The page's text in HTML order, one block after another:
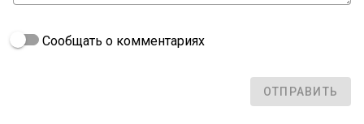
Сообщать о комментариях
ОТПРАВИТЬ